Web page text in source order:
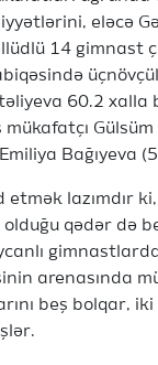
eləcə
14 gimnast
60.2 xalla
Bağıyeva
etmək lazımdır
olduğu qədər də
arenasında
beş bolqar,